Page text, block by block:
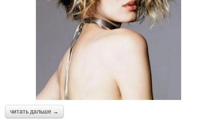
читать дальше →